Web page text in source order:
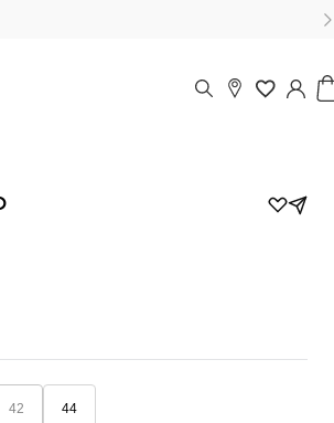
no cartão em até 6x (parcela mínima de
42 44